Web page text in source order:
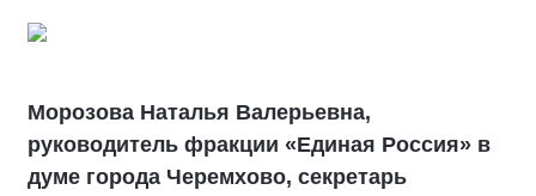
Морозова Наталья Валерьевна,
руководитель фракции «Единая Россия» в
думе города Черемхово, секретарь